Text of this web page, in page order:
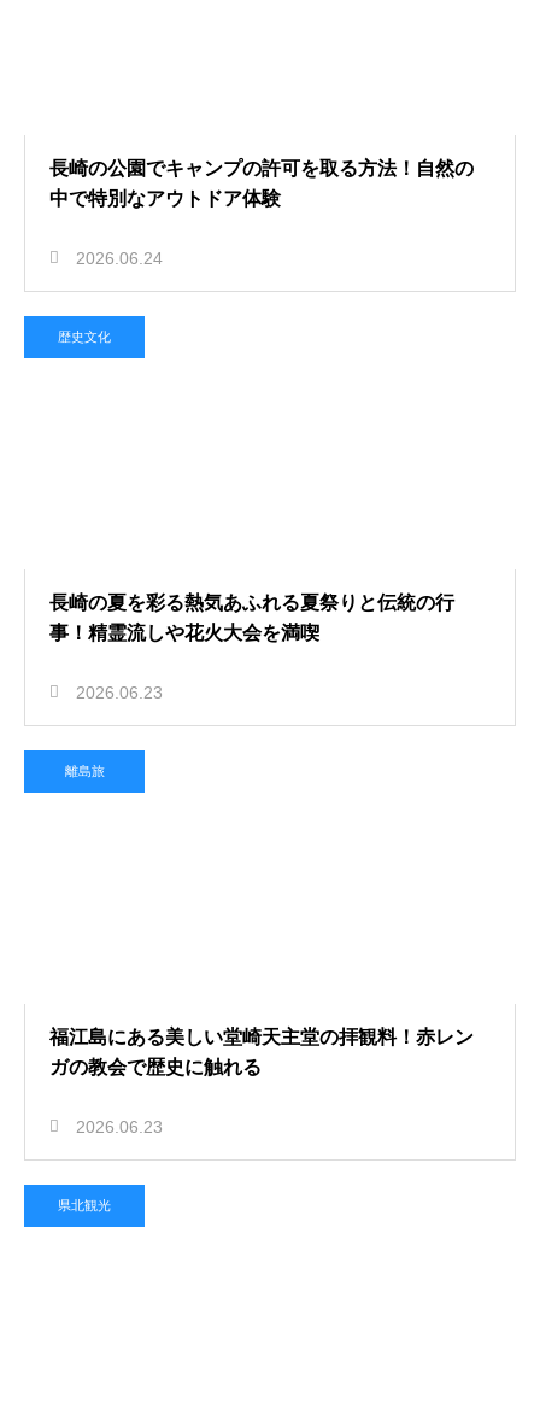
長崎の公園でキャンプの許可を取る方法！自然の
中で特別なアウトドア体験
2026.06.24
歴史文化
長崎の夏を彩る熱気あふれる夏祭りと伝統の行
事！精霊流しや花火大会を満喫
2026.06.23
離島旅
福江島にある美しい堂崎天主堂の拝観料！赤レン
ガの教会で歴史に触れる
2026.06.23
県北観光